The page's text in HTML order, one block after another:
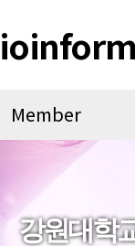
Member
강원대학